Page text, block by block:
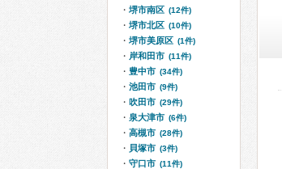
堺市南区 (12件)
堺市北区 (10件)
堺市美原区 (1件)
岸和田市 (11件)
豊中市 (34件)
池田市 (9件)
吹田市 (29件)
泉大津市 (6件)
高槻市 (28件)
貝塚市 (3件)
守口市 (11件)